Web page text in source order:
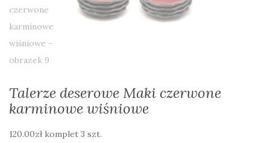
Talerze deserowe Maki czerwone
karminowe wiśniowe
120.00zł komplet 3 szt.